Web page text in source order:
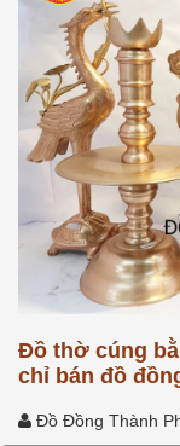
Đồ thờ cúng
chỉ bán đồ
Đồ Đồng Thành